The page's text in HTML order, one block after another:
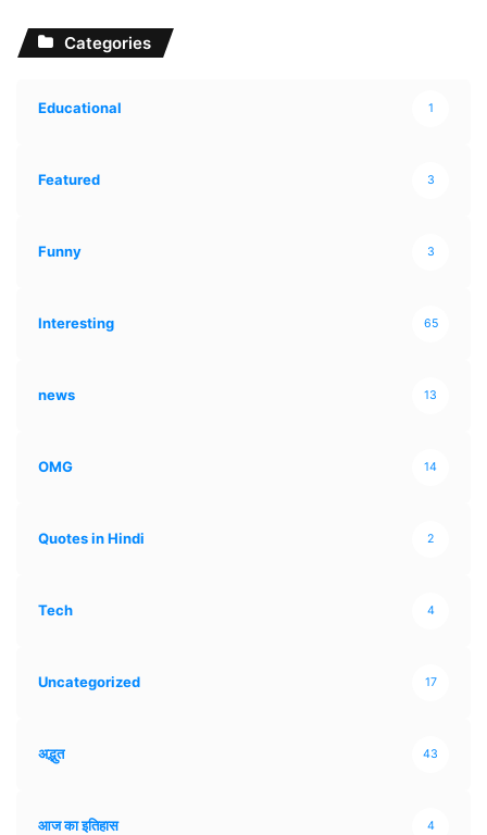
Categories
Educational 1
Featured 3
Funny 3
Interesting 65
news 13
OMG 14
Quotes in Hindi 2
Tech 4
Uncategorized 17
अद्भुत 43
आज का इतिहास 4